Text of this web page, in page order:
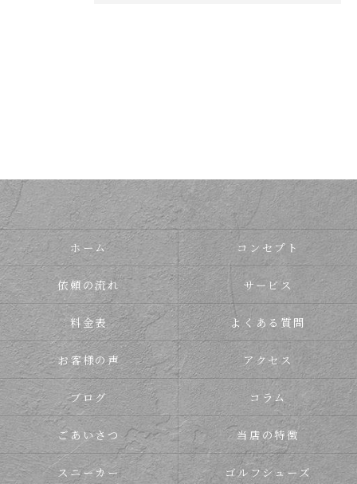
ホーム コンセプト
依頼の流れ サービス
料金表 よくある質問
お客様の声 アクセス
ブログ コラム
ごあいさつ 当店の特徴
スニーカー ゴルフシューズ